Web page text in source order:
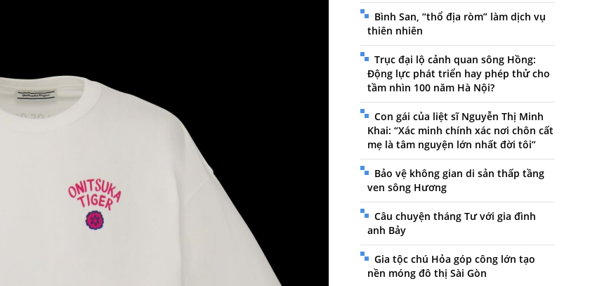
Bình San, “thổ địa ròm” làm dịch vụ
thiên nhiên
Trục đại lộ cảnh quan sông Hồng:
Động lực phát triển hay phép thử cho
tầm nhìn 100 năm Hà Nội?
Con gái của liệt sĩ Nguyễn Thị Minh
Khai: “Xác minh chính xác nơi chôn cất
mẹ là tâm nguyện lớn nhất đời tôi”
Bảo vệ không gian di sản thấp tầng
ven sông Hương
Câu chuyện tháng Tư với gia đình
anh Bảy
Gia tộc chú Hỏa góp công lớn tạo
nền móng đô thị Sài Gòn